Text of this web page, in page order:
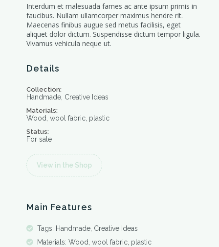
Interdum et malesuada fames ac ante ipsum primis in
faucibus. Nullam ullamcorper maximus hendre rit.
Maecenas finibus augue sed metus facilisis, eget
aliquet dolor dictum. Suspendisse dictum tempor ligula.
Vivamus vehicula neque ut.
Details
Collection:
Handmade, Creative Ideas
Materials:
Wood, wool fabric, plastic
Status:
For sale
View in the Shop
Main Features
Tags: Handmade, Creative Ideas
Materials: Wood, wool fabric, plastic